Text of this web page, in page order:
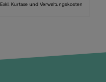
Exkl. Kurtaxe und Verwaltungskosten